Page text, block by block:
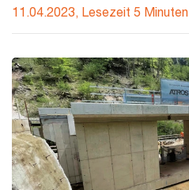
11.04.2023, Lesezeit 5 Minuten